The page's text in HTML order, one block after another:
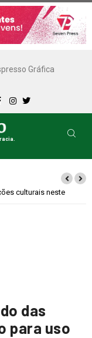
Gráfica
suspense imprevisível
das
para uso